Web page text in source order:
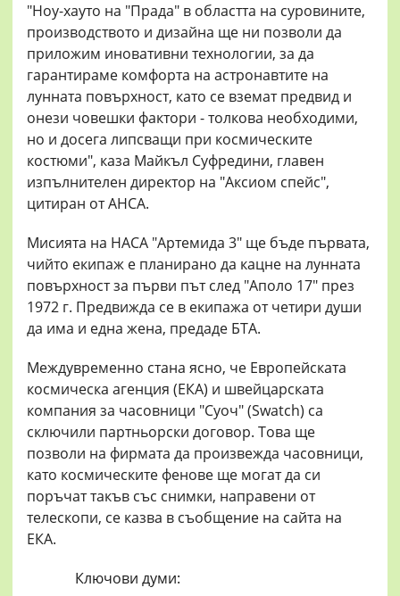
"Ноу-хауто на "Прада" в областта на суровините,
производството и дизайна ще ни позволи да
приложим иновативни технологии, за да
гарантираме комфорта на астронавтите на
лунната повърхност, като се вземат предвид и
онези човешки фактори - толкова необходими,
но и досега липсващи при космическите
костюми", каза Майкъл Суфредини, главен
изпълнителен директор на "Аксиом спейс",
цитиран от АНСА.
Мисията на НАСА "Артемида 3" ще бъде първата,
чийто екипаж е планирано да кацне на лунната
повърхност за първи път след "Аполо 17" през
1972 г. Предвижда се в екипажа от четири души
да има и една жена, предаде БТА.
Междувременно стана ясно, че Европейската
космическа агенция (EКА) и швейцарската
компания за часовници "Суоч" (Swatch) са
сключили партньорски договор. Това ще
позволи на фирмата да произвежда часовници,
като космическите фенове ще могат да си
поръчат такъв със снимки, направени от
телескопи, се казва в съобщение на сайта на
ЕКА.
Ключови думи: